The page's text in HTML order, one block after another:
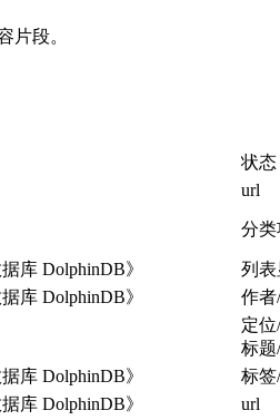
片段。
状态
url
分类
库 DolphinDB》 列表
库 DolphinDB》
作者
定位
标题
库 DolphinDB》 标签
库 DolphinDB》
url